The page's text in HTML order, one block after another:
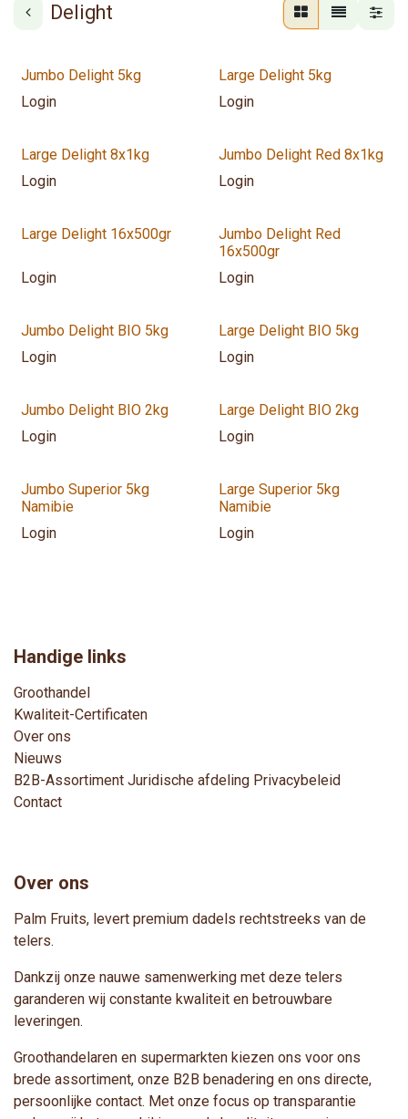
Delight
Verwacht sept 2026
Jumbo Delight 5kg
Login
Verwacht sept 2026
Large Delight 5kg
Login
Verwacht sept 2026
Large Delight 8x1kg
Login
Verwacht sept 2026
Jumbo Delight Red 8x1kg
Login
Verwacht sept 2026
Large Delight 16x500gr
Login Verwacht sept 2026
Jumbo Delight Red
16x500gr
Login
Verwacht sept 2026
Jumbo Delight BIO 5kg
Login
Verwacht sept 2026
Large Delight BIO 5kg
Login
Verwacht sept 2026
Jumbo Delight BIO 2kg
Login
Verwacht sept 2026
Large Delight BIO 2kg
Login
Nieuwe oogst!
Jumbo Superior 5kg
Namibie
Login
Nieuwe oogst!
Large Superior 5kg
Namibie
Login
Handige links
Groothandel
Kwaliteit-Certificaten
Over ons
Nieuws
B2B-Assortiment Juridische afdeling Privacybeleid
Contact
Over ons
Palm Fruits, levert premium dadels rechtstreeks van de
telers.
Dankzij onze nauwe samenwerking met deze telers
garanderen wij constante kwaliteit en betrouwbare
leveringen.
Groothandelaren en supermarkten kiezen ons voor ons
brede assortiment, onze B2B benadering en ons directe,
persoonlijke contact. Met onze focus op transparantie